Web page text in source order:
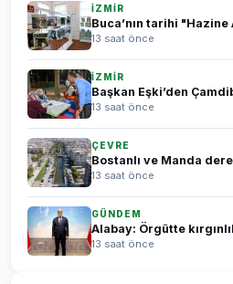
İZMİR
Buca’nın tarihi "Hazine
13 saat önce
İZMİR
Başkan Eşki’den
13 saat önce
ÇEVRE
Bostanlı ve Manda
13 saat önce
GÜNDEM
Alabay: Örgütte
13 saat önce